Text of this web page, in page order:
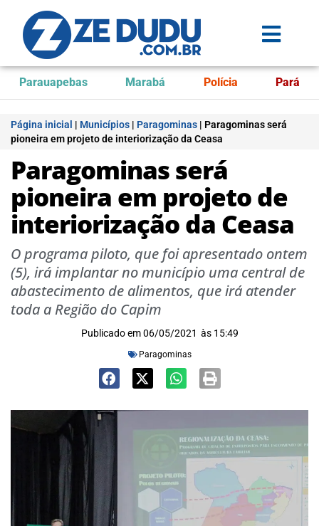
Parauapebas Marabá Polícia Pará
Página inicial | Municípios | Paragominas | Paragominas será
pioneira em projeto de interiorização da Ceasa
Paragominas será
pioneira em projeto de
interiorização da Ceasa
O programa piloto, que foi apresentado ontem
(5), irá implantar no município uma central de
abastecimento de alimentos, que irá atender
toda a Região do Capim
Publicado em 06/05/2021 às 15:49
Paragominas